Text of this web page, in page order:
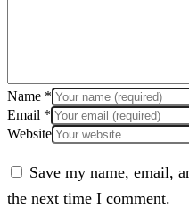
Name *
Email *
Website
Save my name, email,
the next time I comment.